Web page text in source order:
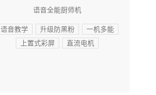
语音全能厨师机
语音教学 升级防黑粉
一机多能
上置式彩屏
直流电机